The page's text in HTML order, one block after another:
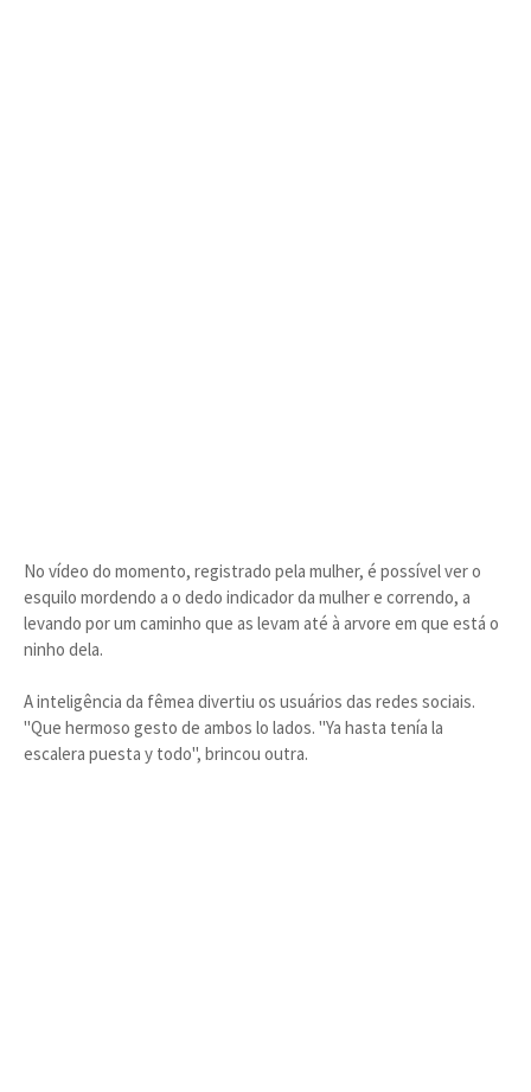
No vídeo do momento, registrado pela mulher, é possível ver o
esquilo mordendo a o dedo indicador da mulher e correndo, a
levando por um caminho que as levam até à arvore em que está o
ninho dela.
A inteligência da fêmea divertiu os usuários das redes sociais.
"Que hermoso gesto de ambos lo lados. "Ya hasta tenía la
escalera puesta y todo", brincou outra.